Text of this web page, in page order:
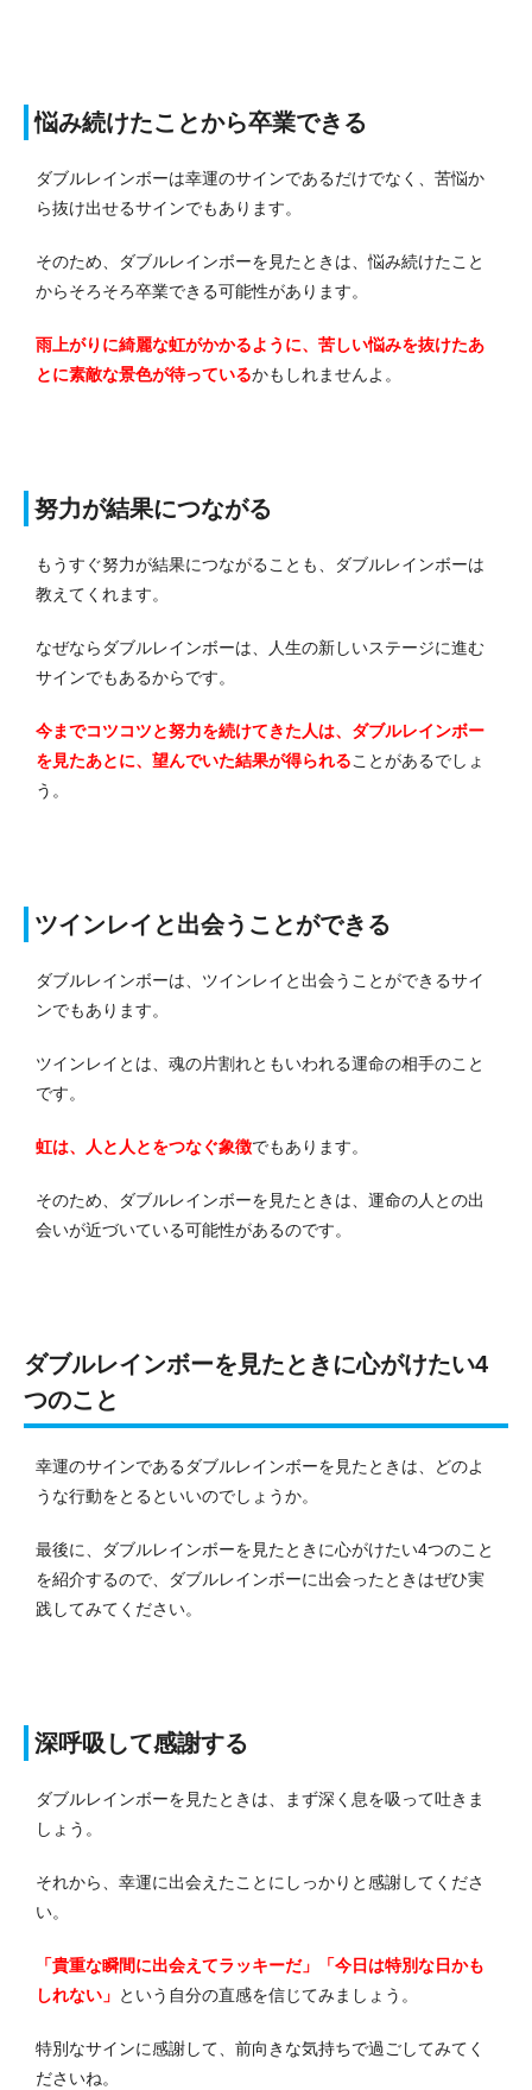
悩み続けたことから卒業できる
ダブルレインボーは幸運のサインであるだけでなく、苦悩か
ら抜け出せるサインでもあります。
そのため、ダブルレインボーを見たときは、悩み続けたこと
からそろそろ卒業できる可能性があります。
雨上がりに綺麗な虹がかかるように、苦しい悩みを抜けたあ
とに素敵な景色が待っているかもしれませんよ。
努力が結果につながる
もうすぐ努力が結果につながることも、ダブルレインボーは
教えてくれます。
なぜならダブルレインボーは、人生の新しいステージに進む
サインでもあるからです。
今までコツコツと努力を続けてきた人は、ダブルレインボー
を見たあとに、望んでいた結果が得られることがあるでしょ
う。
ツインレイと出会うことができる
ダブルレインボーは、ツインレイと出会うことができるサイ
ンでもあります。
ツインレイとは、魂の片割れともいわれる運命の相手のこと
です。
虹は、人と人とをつなぐ象徴でもあります。
そのため、ダブルレインボーを見たときは、運命の人との出
会いが近づいている可能性があるのです。
ダブルレインボーを見たときに心がけたい4
つのこと
幸運のサインであるダブルレインボーを見たときは、どのよ
うな行動をとるといいのでしょうか。
最後に、ダブルレインボーを見たときに心がけたい4つのこと
を紹介するので、ダブルレインボーに出会ったときはぜひ実
践してみてください。
深呼吸して感謝する
ダブルレインボーを見たときは、まず深く息を吸って吐きま
しょう。
それから、幸運に出会えたことにしっかりと感謝してくださ
い。
「貴重な瞬間に出会えてラッキーだ」「今日は特別な日かも
しれない」 という自分の直感を信じてみましょう。
特別なサインに感謝して、前向きな気持ちで過ごしてみてく
ださいね。